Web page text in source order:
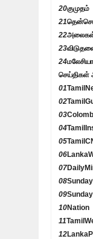
20குமுதம்
21
22
23
24
செய்திகள்
01
02
03
04
05
06
07
08
09
10Nation
11
12